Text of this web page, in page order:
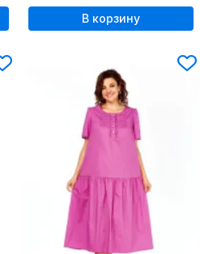
В корзину